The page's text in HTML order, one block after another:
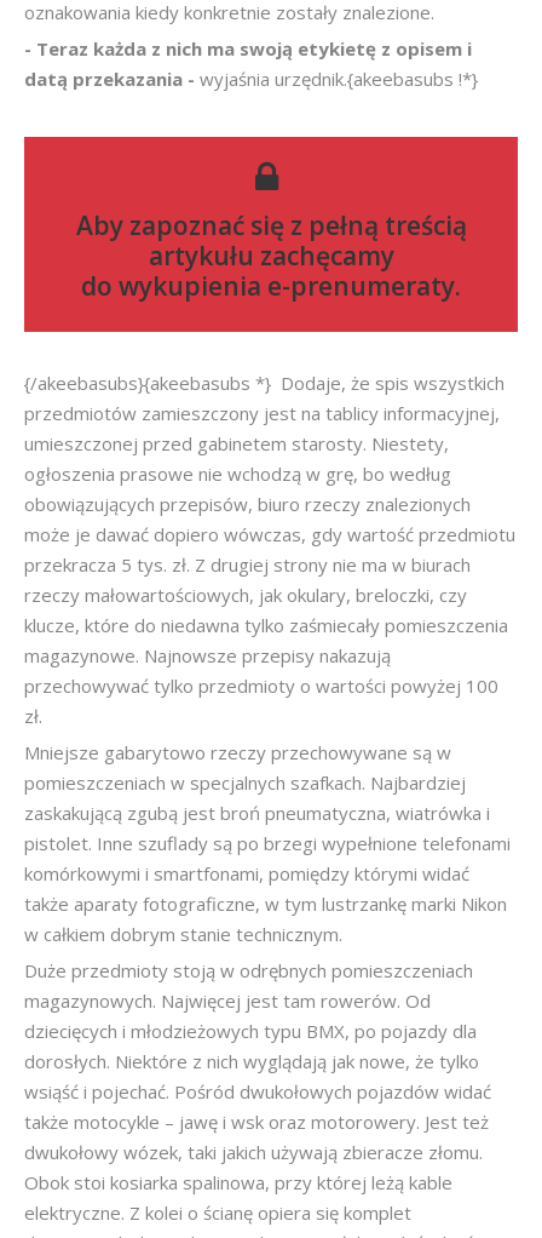
oznakowania kiedy konkretnie zostały znalezione.
- Teraz każda z nich ma swoją etykietę z opisem i
datą przekazania - wyjaśnia urzędnik.{akeebasubs !*}
Aby zapoznać się z pełną treścią
artykułu zachęcamy
do wykupienia e-prenumeraty.
{/akeebasubs}{akeebasubs *} Dodaje, że spis wszystkich
przedmiotów zamieszczony jest na tablicy informacyjnej,
umieszczonej przed gabinetem starosty. Niestety,
ogłoszenia prasowe nie wchodzą w grę, bo według
obowiązujących przepisów, biuro rzeczy znalezionych
może je dawać dopiero wówczas, gdy wartość przedmiotu
przekracza 5 tys. zł. Z drugiej strony nie ma w biurach
rzeczy małowartościowych, jak okulary, breloczki, czy
klucze, które do niedawna tylko zaśmiecały pomieszczenia
magazynowe. Najnowsze przepisy nakazują
przechowywać tylko przedmioty o wartości powyżej 100
zł.
Mniejsze gabarytowo rzeczy przechowywane są w
pomieszczeniach w specjalnych szafkach. Najbardziej
zaskakującą zgubą jest broń pneumatyczna, wiatrówka i
pistolet. Inne szuflady są po brzegi wypełnione telefonami
komórkowymi i smartfonami, pomiędzy którymi widać
także aparaty fotograficzne, w tym lustrzankę marki Nikon
w całkiem dobrym stanie technicznym.
Duże przedmioty stoją w odrębnych pomieszczeniach
magazynowych. Najwięcej jest tam rowerów. Od
dziecięcych i młodzieżowych typu BMX, po pojazdy dla
dorosłych. Niektóre z nich wyglądają jak nowe, że tylko
wsiąść i pojechać. Pośród dwukołowych pojazdów widać
także motocykle – jawę i wsk oraz motorowery. Jest też
dwukołowy wózek, taki jakich używają zbieracze złomu.
Obok stoi kosiarka spalinowa, przy której leżą kable
elektryczne. Z kolei o ścianę opiera się komplet